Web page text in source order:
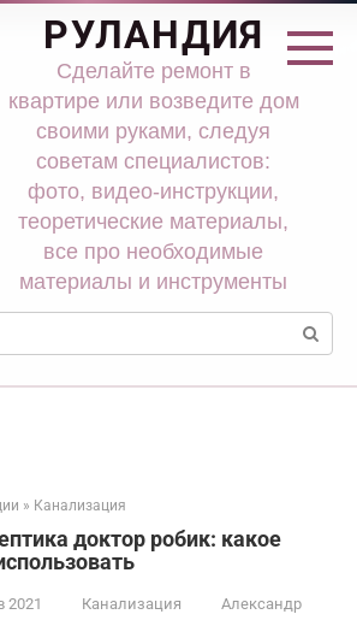
РУЛАНДИЯ
Сделайте ремонт в
квартире или возведите дом
своими руками, следуя
советам специалистов:
фото, видео-инструкции,
теоретические материалы,
все про необходимые
материалы и инструменты
» Канализация
доктор робик: какое
2021 Канализация
Александр